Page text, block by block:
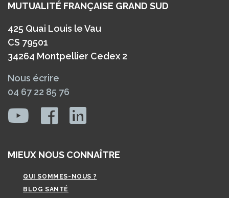
MUTUALITÉ FRANÇAISE GRAND SUD
425 Quai Louis le Vau
CS 79501
34264 Montpellier Cedex 2
Nous écrire
04 67 22 85 76
MIEUX NOUS CONNAÎTRE
QUI SOMMES-NOUS ?
BLOG SANTÉ